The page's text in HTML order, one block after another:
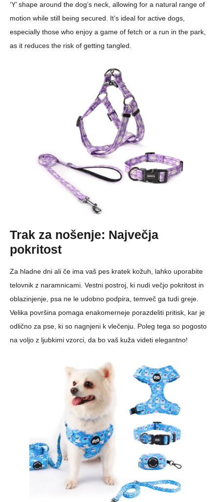
‘Y’ shape around the dog’s neck, allowing for a natural range of
motion while still being secured. It’s ideal for active dogs,
especially those who enjoy a game of fetch or a run in the park,
as it reduces the risk of getting tangled.
Trak za nošenje: Največja
pokritost
Za hladne dni ali če ima vaš pes kratek kožuh, lahko uporabite
telovnik z naramnicami. Vestni postroj, ki nudi večjo pokritost in
oblazinjenje, psa ne le udobno podpira, temveč ga tudi greje.
Velika površina pomaga enakomerneje porazdeliti pritisk, kar je
odlično za pse, ki so nagnjeni k vlečenju. Poleg tega so pogosto
na voljo z ljubkimi vzorci, da bo vaš kuža videti elegantno!